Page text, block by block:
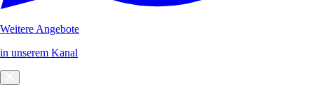
Weitere Angebote
in unserem Kanal